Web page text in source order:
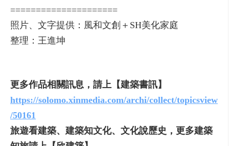
=====================
照片、文字提供：風和文創＋SH美化家庭
整理：王進坤
更多作品相關訊息，請上【建築書訊】
https://solomo.xinmedia.com/archi/collect/topicsview
/50161
旅遊看建築、建築知文化、文化說歷史，更多建築